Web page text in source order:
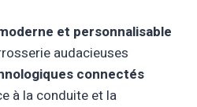
et personnalisable
audacieuses
connectés
à la conduite et la